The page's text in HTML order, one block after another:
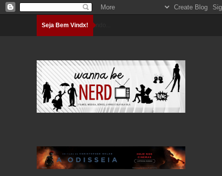
Seja Bem Vindx!Carregando...